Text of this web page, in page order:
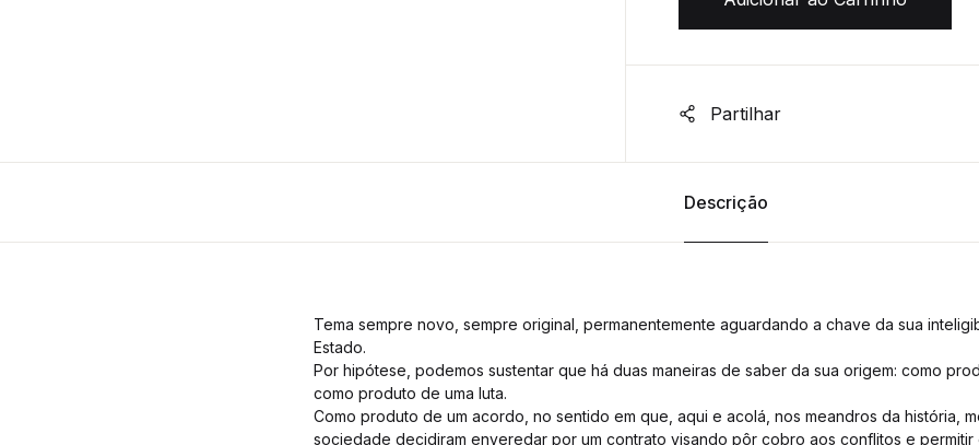
Partilhar
Descrição
Tema sempre novo, sempre original, permanentemente aguardando a chave da sua
Estado.
Por hipótese, podemos sustentar que há duas maneiras de saber da sua origem: como
como produto de uma luta.
Como produto de um acordo, no sentido em que, aqui e acolá, nos meandros da história,
sociedade decidiram enveredar por um contrato visando pôr cobro aos conflitos e